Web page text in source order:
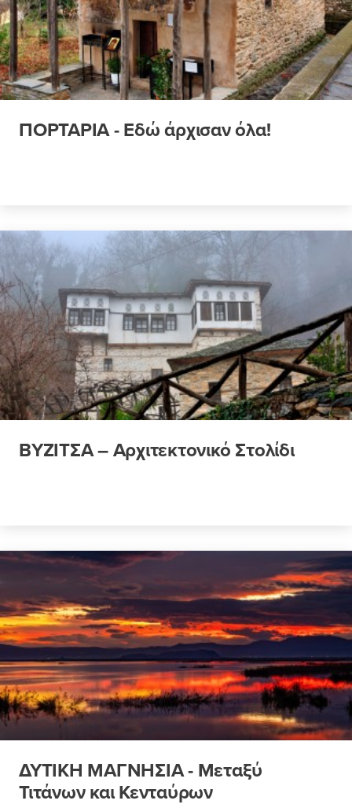
ΠΟΡΤΑΡΙΑ - Εδώ άρχισαν όλα!
ΒΥΖΙΤΣΑ – Αρχιτεκτονικό Στολίδι
ΔΥΤΙΚΗ ΜΑΓΝΗΣΙΑ - Μεταξύ
Τιτάνων και Κενταύρων